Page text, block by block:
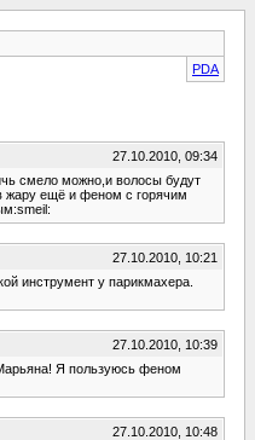
PDA
27.10.2010, 09:34
смело можно,и волосы будут
жару ещё и феном с горячим
27.10.2010, 10:21
инструмент у парикмахера.
27.10.2010, 10:39
Я пользуюсь феном
27.10.2010, 10:48